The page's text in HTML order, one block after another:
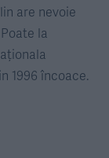
are nevoie
la
1996 încoace.